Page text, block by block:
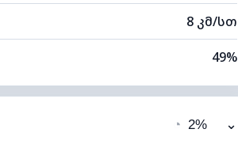
8 კმ/სთ
49%
16%
10 კმ
◔ 2% ⌄